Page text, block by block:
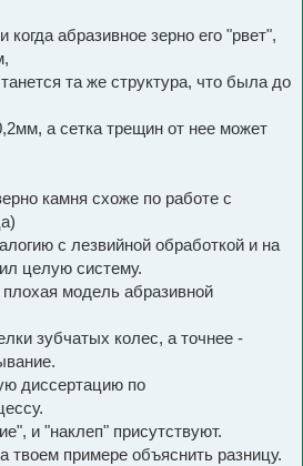
абразивное зерно его "рвет",
та же структура, что была до
а сетка трещин от нее может
камня схоже по работе с
с лезвийной обработкой и на
целую систему.
модель абразивной
зубчатых колес, а точнее -
диссертацию по
и "наклеп" присутствуют.
твоем примере объяснить разницу.